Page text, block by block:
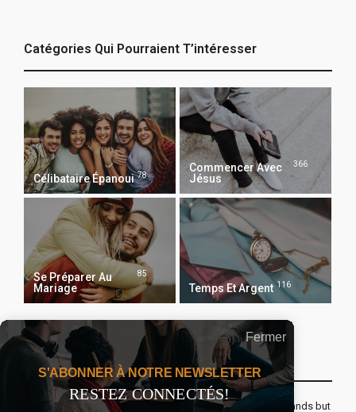
Catégories Qui Pourraient T’intéresser
Célibataire Épanoui 78
Commencer Avec
Jésus
366
Se Préparer Au
Mariage
85
Temps Et Argent 116
Recevoir Notre Newsletter Chaque Matin
The real voyage of discovery consists not in seeking new lands but
Fermer
S'ABONNER À NOTRE NEWSLETTER
RESTEZ CONNECTÉS!